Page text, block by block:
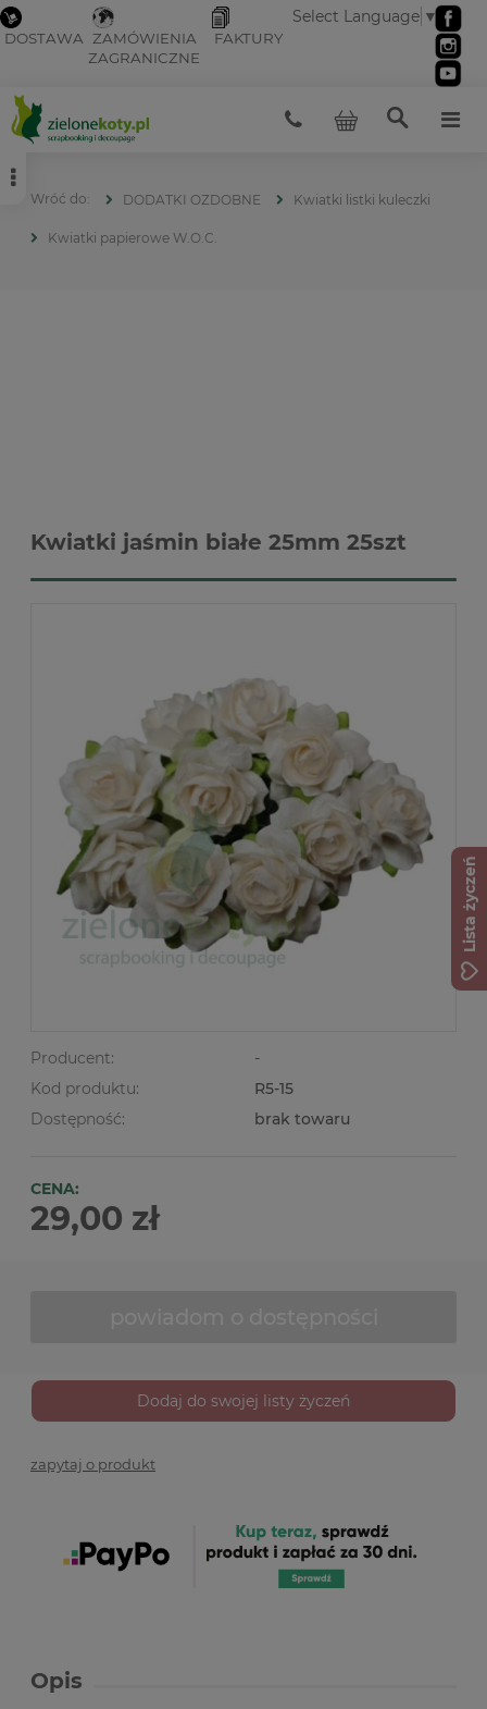
DOSTAWA ZAMÓWIENIA
ZAGRANICZNE
FAKTURY
Select Language ▼
DODATKI OZDOBNE Kwiatki listki kuleczki
Kwiatki papierowe W.O.C.
Kwiatki jaśmin białe 25mm 25szt
Producent:
-
Kod produktu:
R5-15
Dostępność:
brak towaru
CENA:
29,00 zł
Dodaj do swojej listy życzeń
zapytaj o produkt
Opis
Lista życzeń